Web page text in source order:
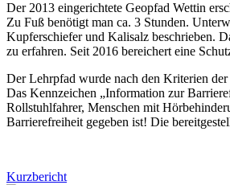
Der 2013 eingerichtete Geopfad Wettin
Zu Fuß benötigt man ca. 3 Stunden.
Kupferschiefer und Kalisalz beschrieben.
zu erfahren. Seit 2016 bereichert eine
Der Lehrpfad wurde nach den Kriterien
Das Kennzeichen „Information zur
Rollstuhlfahrer, Menschen mit
Barrierefreiheit gegeben ist! Die
Kurzbericht